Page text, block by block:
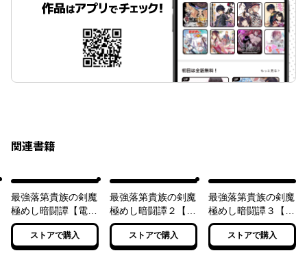
関連書籍
最強落第貴族の剣魔
極めし暗闘譚【電子
特別版】
ストアで購入
最強落第貴族の剣魔
極めし暗闘譚２【電
子特別版】
ストアで購入
最強落第貴族の剣魔
極めし暗闘譚３【電
子特別版】
ストアで購入